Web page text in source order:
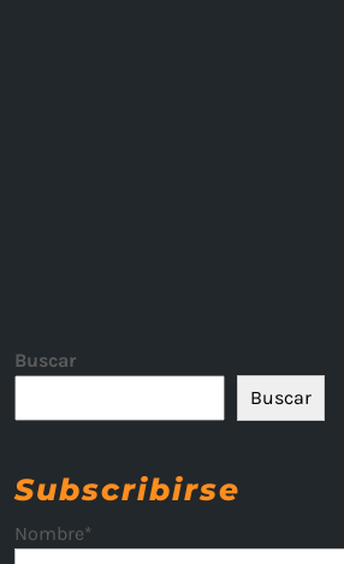
Buscar
Buscar
Subscribirse
Nombre*